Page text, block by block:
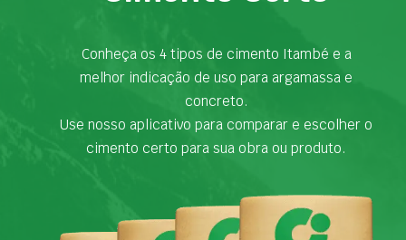
Conheça os 4 tipos de cimento Itambé e a
melhor indicação de uso para argamassa e
concreto.
Use nosso aplicativo para comparar e escolher o
cimento certo para sua obra ou produto.